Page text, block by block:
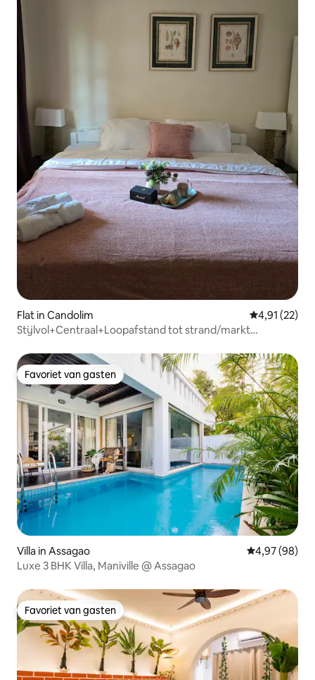
Flat in Candolim Gemiddelde
4,91 (22)
Stijlvol+Centraal+Loopafstand tot strand/markt
Favoriet van gasten
Favoriet van gasten
Villa in Assagao Gemiddelde
4,97 (98)
Luxe 3 BHK Villa, Maniville @ Assagao
Favoriet van gasten
Favoriet van gasten